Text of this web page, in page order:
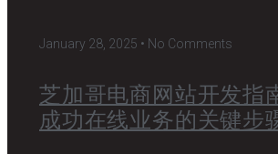
January 28, 2025 No Comments
芝加哥电商网站开发指
成功在线业务的关键步